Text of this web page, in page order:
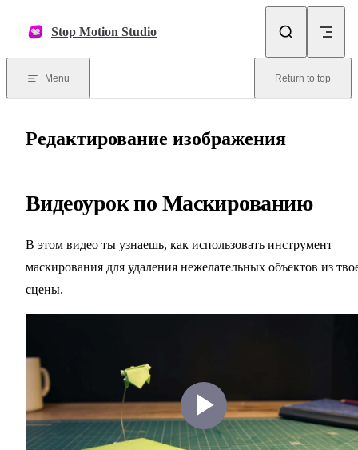
Stop Motion Studio
Menu Return to top
Редактирование изображения
Видеоурок по Маскированию
В этом видео ты узнаешь, как использовать инструмент
маскирования для удаления нежелательных объектов из
сцены.
Play